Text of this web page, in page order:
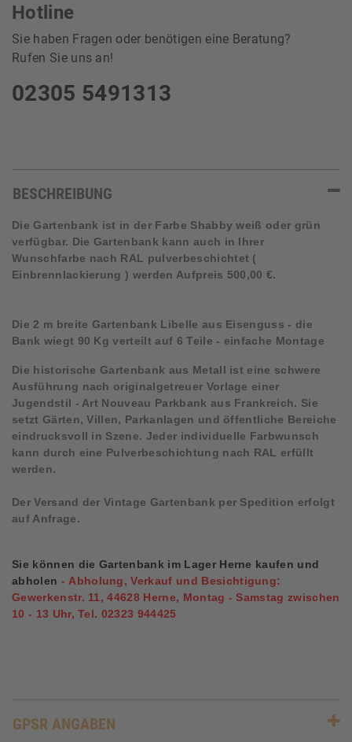
Hotline
Sie haben Fragen oder benötigen eine Beratung?
Rufen Sie uns an!
02305 5491313
BESCHREIBUNG
Die Gartenbank ist in der Farbe Shabby weiß oder grün
verfügbar. Die Gartenbank kann auch in Ihrer
Wunschfarbe nach RAL pulverbeschichtet (
Einbrennlackierung ) werden Aufpreis 500,00 €.
Die 2 m breite Gartenbank Libelle aus Eisenguss - die
Bank wiegt 90 Kg verteilt auf 6 Teile - einfache Montage
Die historische Gartenbank aus Metall ist eine schwere
Ausführung nach originalgetreuer Vorlage einer
Jugendstil - Art Nouveau Parkbank aus Frankreich. Sie
setzt Gärten, Villen, Parkanlagen und öffentliche Bereiche
eindrucksvoll in Szene. Jeder individuelle Farbwunsch
kann durch eine Pulverbeschichtung nach RAL erfüllt
werden.
Der Versand der Vintage Gartenbank per Spedition erfolgt
auf Anfrage.
Sie können die Gartenbank im Lager Herne kaufen und
abholen - Abholung, Verkauf und Besichtigung:
Gewerkenstr. 11, 44628 Herne, Montag - Samstag zwischen
10 - 13 Uhr, Tel. 02323 944425
GPSR ANGABEN